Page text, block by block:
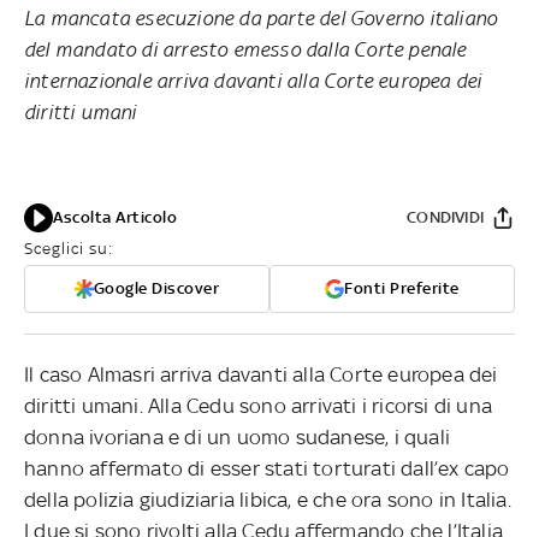
La mancata esecuzione da parte del Governo italiano
del mandato di arresto emesso dalla Corte penale
internazionale arriva davanti alla Corte europea dei
diritti umani
Ascolta Articolo
Sceglici su:
Google Discover Fonti Preferite
CONDIVIDI
Il caso Almasri arriva davanti alla Corte europea dei
diritti umani. Alla Cedu sono arrivati i ricorsi di una
donna ivoriana e di un uomo sudanese, i quali
hanno affermato di esser stati torturati dall’ex capo
della polizia giudiziaria libica, e che ora sono in Italia.
I due si sono rivolti alla Cedu affermando che l’Italia